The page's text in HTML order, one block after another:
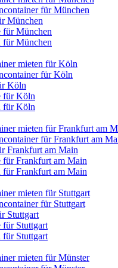
für München
München
für München
für München
mieten für Köln
für Köln
Köln
für Köln
für Köln
mieten für Frankfurt am
für Frankfurt am
Frankfurt am Main
für Frankfurt am Main
für Frankfurt am Main
mieten für Stuttgart
für Stuttgart
Stuttgart
für Stuttgart
für Stuttgart
mieten für Münster